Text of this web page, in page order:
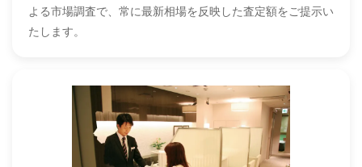
よる市場調査で、常に最新相場を反映した査定額をご提示い
たします。